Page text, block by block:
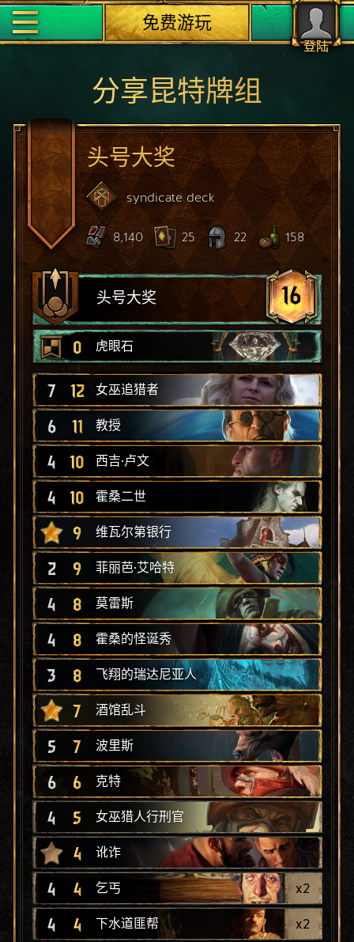
登陆
免费游玩
分享昆特牌组
头号大奖
syndicate deck
8,140 25 22 158
头号大奖 16
0 虎眼石
7 12 女巫追猎者
6 11 教授
4 10 西吉·卢文
4 10 霍桑二世
9 维瓦尔第银行
2 9 菲丽芭·艾哈特
4 8 莫雷斯
4 8 霍桑的怪诞秀
3 8 飞翔的瑞达尼亚人
7 酒馆乱斗
5 7 波里斯
6 6 克特
4 5 女巫猎人行刑官
4 讹诈
4 4 乞丐 x2
4 4 下水道匪帮 x2